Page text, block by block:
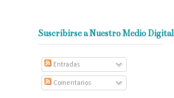
Suscribirse a Nuestro Medio Digital
Entradas
Comentarios